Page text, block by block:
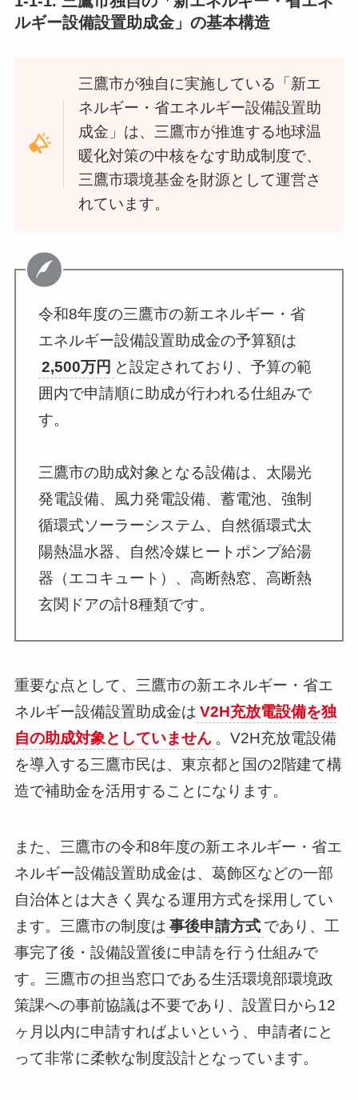
ルギー設備設置助成金」の基本構造
三鷹市が独自に実施している「新エ
ネルギー・省エネルギー設備設置助
成金」は、三鷹市が推進する地球温
暖化対策の中核をなす助成制度で、
三鷹市環境基金を財源として運営さ
れています。
令和8年度の三鷹市の新エネルギー・省
エネルギー設備設置助成金の予算額は
2,500万円 と設定されており、予算の範
囲内で申請順に助成が行われる仕組みで
す。
三鷹市の助成対象となる設備は、太陽光
発電設備、風力発電設備、蓄電池、強制
循環式ソーラーシステム、自然循環式太
陽熱温水器、自然冷媒ヒートポンプ給湯
器（エコキュート）、高断熱窓、高断熱
玄関ドアの計8種類です。
重要な点として、三鷹市の新エネルギー・省エ
ネルギー設備設置助成金は V2H充放電設備を独
自の助成対象としていません 。V2H充放電設備
を導入する三鷹市民は、東京都と国の2階建て構
造で補助金を活用することになります。
また、三鷹市の令和8年度の新エネルギー・省エ
ネルギー設備設置助成金は、葛飾区などの一部
自治体とは大きく異なる運用方式を採用してい
ます。三鷹市の制度は 事後申請方式 であり、工
事完了後・設備設置後に申請を行う仕組みで
す。三鷹市の担当窓口である生活環境部環境政
策課への事前協議は不要であり、設置日から12
ヶ月以内に申請すればよいという、申請者にと
って非常に柔軟な制度設計となっています。